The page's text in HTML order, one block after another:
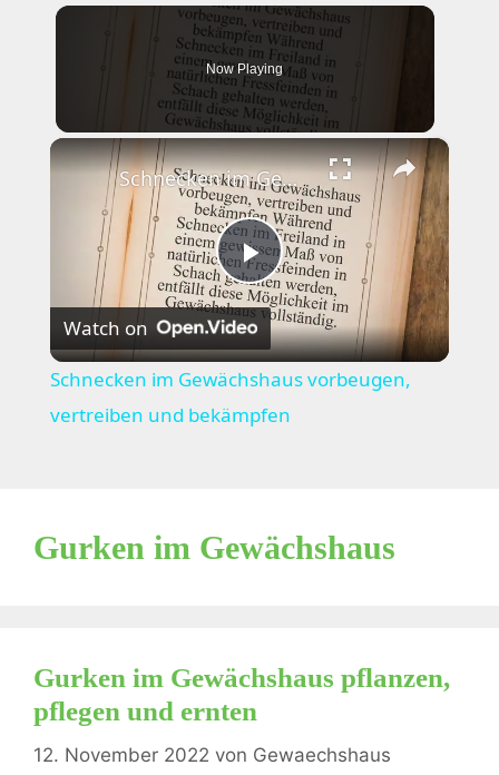
Now Playing
×
P
l
a
V
d
e
Schnecken im Gewächshaus vorbeugen, vertreiben und bekämpfen
Watch on
Schnecken im Gewächshaus vorbeugen,
vertreiben und bekämpfen
Gurken im Gewächshaus
Gurken im Gewächshaus pflanzen,
pflegen und ernten
12. November 2022 von Gewaechshaus